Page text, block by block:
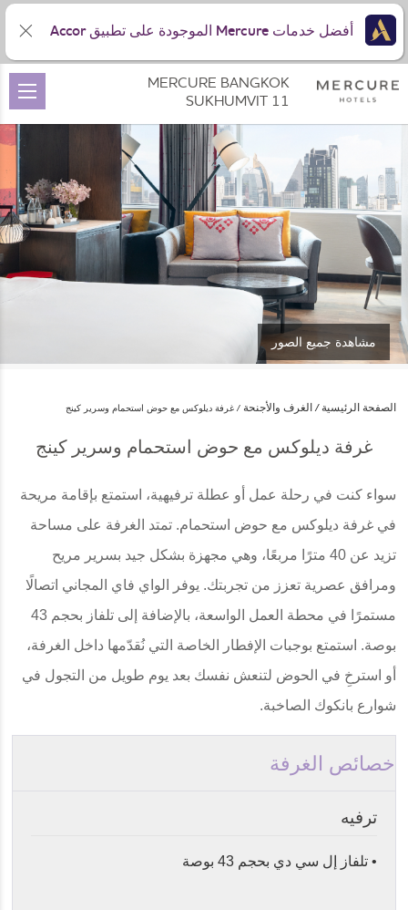
مشاهدة جميع الصور
الصفحة الرئيسية الغرف والأجنحة غرفة ديلوكس مع حوض استحمام وسرير كينج
غرفة ديلوكس مع حوض استحمام وسرير كينج
سواء كنت في رحلة عمل أو عطلة ترفيهية، استمتع بإقامة مريحة
في غرفة ديلوكس مع حوض استحمام. تمتد الغرفة على مساحة
تزيد عن 40 مترًا مربعًا، وهي مجهزة بشكل جيد بسرير مريح
ومرافق عصرية تعزز من تجربتك. يوفر الواي فاي المجاني اتصالًا
مستمرًا في محطة العمل الواسعة، بالإضافة إلى تلفاز بحجم 43
بوصة. استمتع بوجبات الإفطار الخاصة التي نُقدّمها داخل الغرفة،
أو استرخِ في الحوض لتنعش نفسك بعد يوم طويل من التجول في
شوارع بانكوك الصاخبة.
خصائص الغرفة
ترفيه
• تلفاز إل سي دي بحجم 43 بوصة
MERCURE BANGKOK
SUKHUMVIT 11
أفضل خدمات Mercure الموجودة على تطبيق Accor